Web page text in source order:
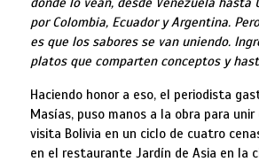
por Colombia, Ecuador y Argentina.
es que los sabores se van uniendo.
platos que comparten conceptos y
Haciendo honor a eso, el periodista
Masías, puso manos a la obra para
visita Bolivia en un ciclo de cuatro
en el restaurante Jardín de Asia en la